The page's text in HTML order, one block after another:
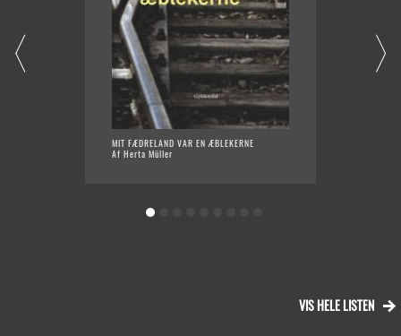
MIT FÆDRELAND VAR EN ÆBLEKERNE
Af Herta Müller
VIS HELE LISTEN